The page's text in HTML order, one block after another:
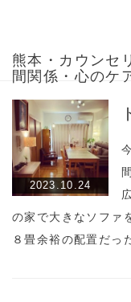
熊本・カウンセ
間関係・心のケ
2023.10.24
の家で大きなソファ
８畳余裕の配置だっ